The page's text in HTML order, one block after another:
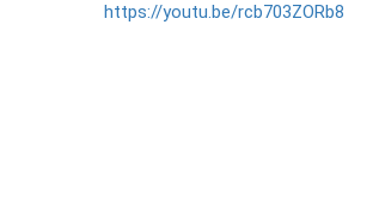
https://youtu.be/rcb703ZORb8